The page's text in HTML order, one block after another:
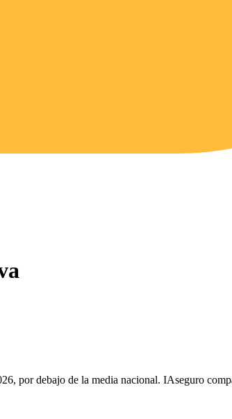
por debajo de la media nacional. IAseguro